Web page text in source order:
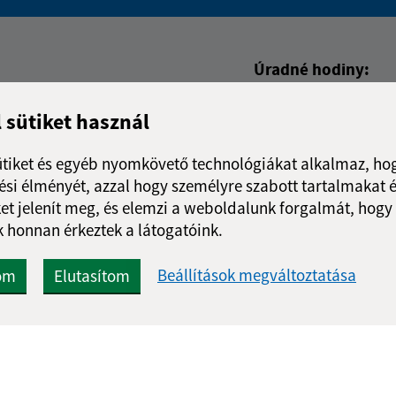
sütiket használ
és egyéb nyomkövető technológiákat alkalmaz,
élményét, azzal hogy személyre szabott tartalmakat
jelenít meg, és elemzi a weboldalunk forgalmát, hogy
honnan érkeztek a látogatóink.
Elutasítom Beállítások megváltoztatása
Úradné hodiny:
Kedd:
-
Szerda:
7:30 -
Csütörtök:
-